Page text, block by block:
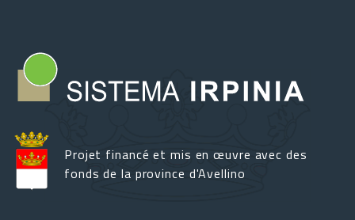
Projet financé et mis en œuvre avec des
fonds de la province d'Avellino